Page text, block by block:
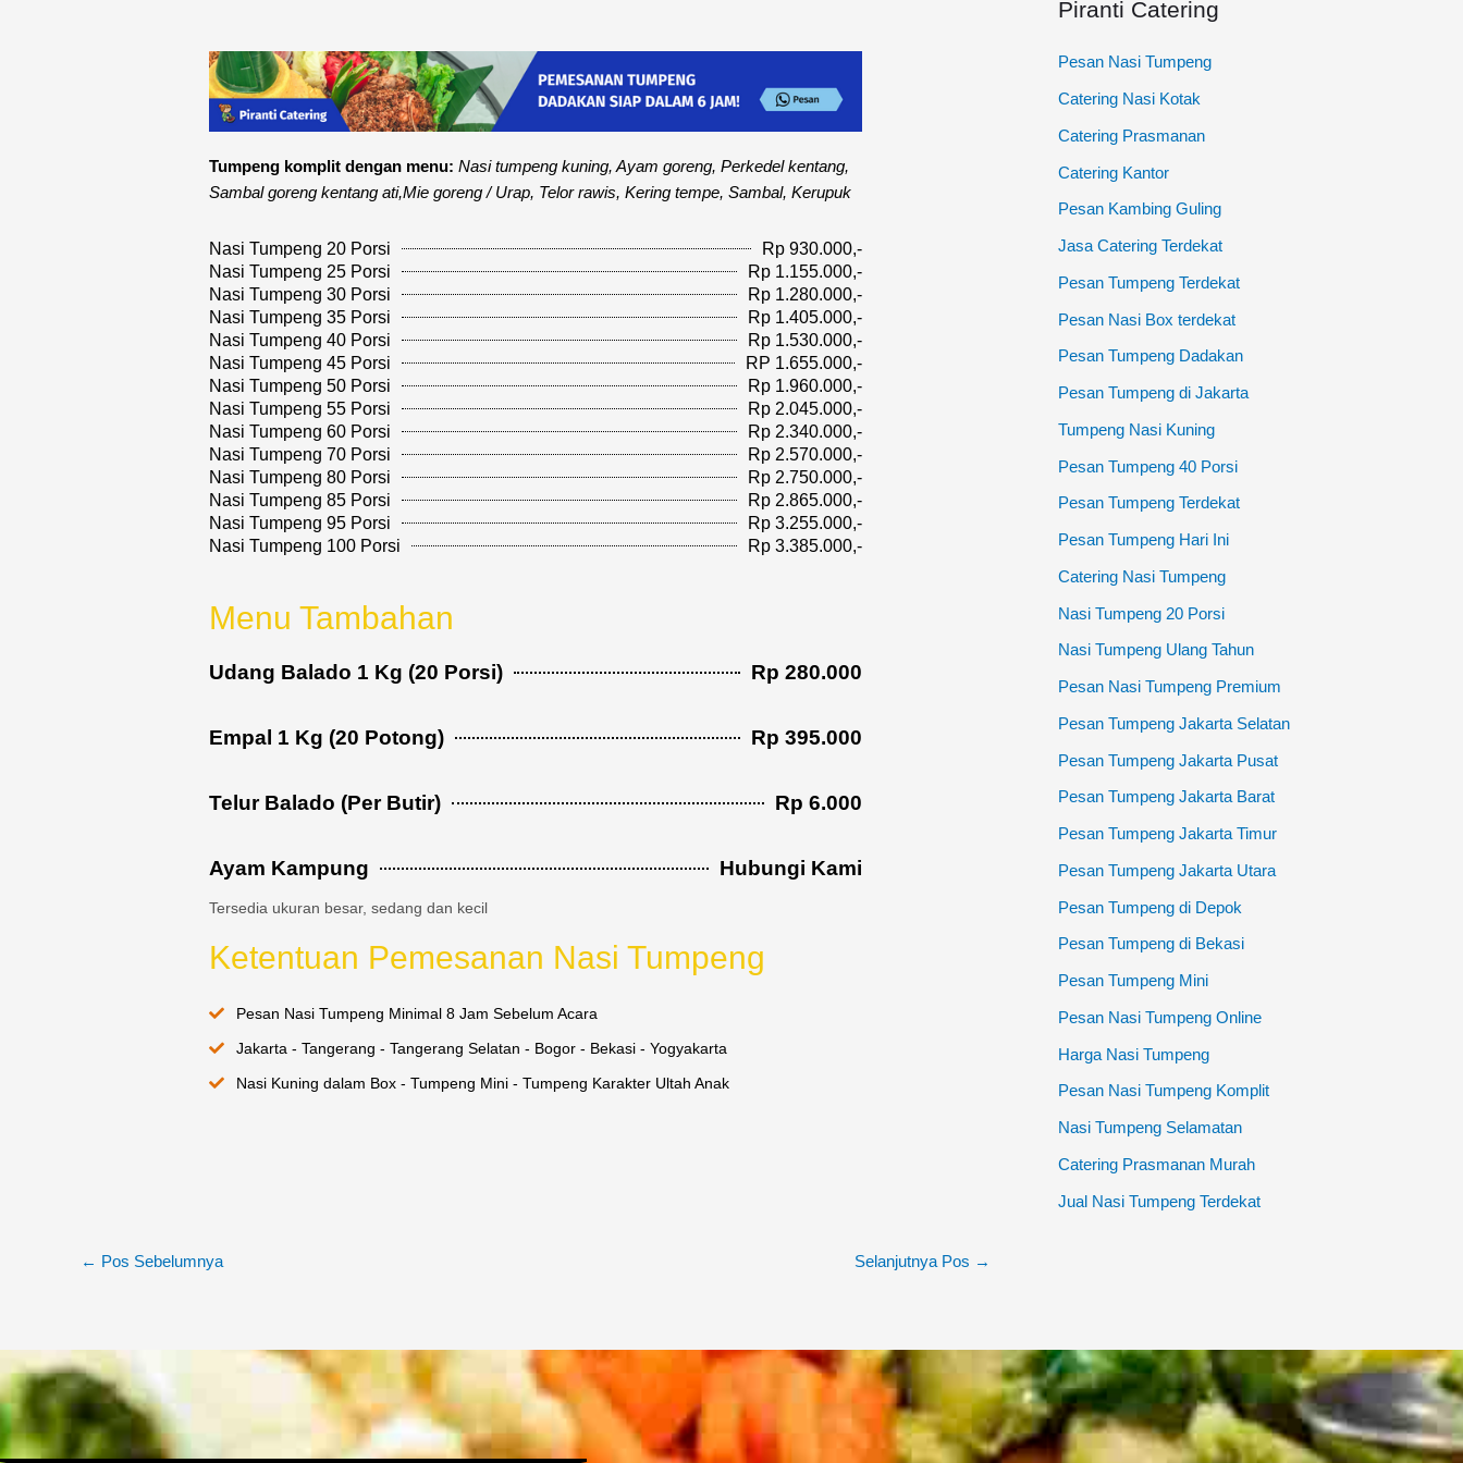
Tumpeng komplit dengan menu: Nasi tumpeng kuning, Ayam goreng, Perkedel kentang,
Sambal goreng kentang ati,Mie goreng / Urap, Telor rawis, Kering tempe, Sambal, Kerupuk
Nasi Tumpeng 20 Porsi
Rp 930.000,-
Nasi Tumpeng 25 Porsi
Rp 1.155.000,-
Nasi Tumpeng 30 Porsi
Rp 1.280.000,-
Nasi Tumpeng 35 Porsi
Rp 1.405.000,-
Nasi Tumpeng 40 Porsi
Rp 1.530.000,-
Nasi Tumpeng 45 Porsi
RP 1.655.000,-
Nasi Tumpeng 50 Porsi
Rp 1.960.000,-
Nasi Tumpeng 55 Porsi
Rp 2.045.000,-
Nasi Tumpeng 60 Porsi
Rp 2.340.000,-
Nasi Tumpeng 70 Porsi
Rp 2.570.000,-
Nasi Tumpeng 80 Porsi
Rp 2.750.000,-
Nasi Tumpeng 85 Porsi
Rp 2.865.000,-
Nasi Tumpeng 95 Porsi
Rp 3.255.000,-
Nasi Tumpeng 100 Porsi
Rp 3.385.000,-
Menu Tambahan
Udang Balado 1 Kg (20 Porsi) Rp 280.000
Empal 1 Kg (20 Potong) Rp 395.000
Telur Balado (Per Butir) Rp 6.000
Ayam Kampung Hubungi Kami
Tersedia ukuran besar, sedang dan kecil
Ketentuan Pemesanan Nasi Tumpeng
Pesan Nasi Tumpeng Minimal 8 Jam Sebelum Acara
Jakarta - Tangerang - Tangerang Selatan - Bogor - Bekasi - Yogyakarta
Nasi Kuning dalam Box - Tumpeng Mini - Tumpeng Karakter Ultah Anak
← Pos Sebelumnya Selanjutnya Pos →
Piranti Catering
Pesan Nasi Tumpeng
Catering Nasi Kotak
Catering Prasmanan
Catering Kantor
Pesan Kambing Guling
Jasa Catering Terdekat
Pesan Tumpeng Terdekat
Pesan Nasi Box terdekat
Pesan Tumpeng Dadakan
Pesan Tumpeng di Jakarta
Tumpeng Nasi Kuning
Pesan Tumpeng 40 Porsi
Pesan Tumpeng Terdekat
Pesan Tumpeng Hari Ini
Catering Nasi Tumpeng
Nasi Tumpeng 20 Porsi
Nasi Tumpeng Ulang Tahun
Pesan Nasi Tumpeng Premium
Pesan Tumpeng Jakarta Selatan
Pesan Tumpeng Jakarta Pusat
Pesan Tumpeng Jakarta Barat
Pesan Tumpeng Jakarta Timur
Pesan Tumpeng Jakarta Utara
Pesan Tumpeng di Depok
Pesan Tumpeng di Bekasi
Pesan Tumpeng Mini
Pesan Nasi Tumpeng Online
Harga Nasi Tumpeng
Pesan Nasi Tumpeng Komplit
Nasi Tumpeng Selamatan
Catering Prasmanan Murah
Jual Nasi Tumpeng Terdekat